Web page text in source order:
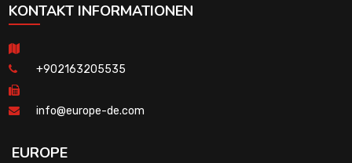
KONTAKT INFORMATIONEN
+902163205535
info@europe-de.com
EUROPE